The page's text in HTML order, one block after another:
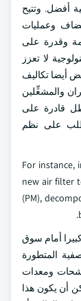
أفضل. وتتيح
وعمليات
وقدرة على
لا تعزز
أيضا تكاليف
والمشغِّلين
قادرة على
على نظم
For instance,
new air filter
(PM),
كبيرا أمام سوق
المتطورة
ومعدات
أن يكون هذا